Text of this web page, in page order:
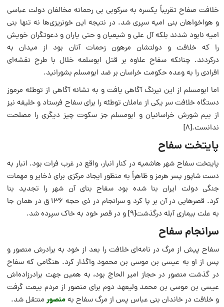
خلافت صفاح تقریباً یکسره به سرکوبی بی رحمانه مخالفان دولت عباسی
و هواخواهان بنی امیه سپری شد. در نتیجه این خونریزی‌ها نه تنها بنی
امیه نابود شدند بلکه آل علی و شیعیان و حتی یاران و دعوتگران خویش
را که خلافت و دولتشان مرهون زحمات آنان بود از میدان به
درکردند. چنانکه سفاح علاوه بر قتل ابوسلمه خلال با طرح نقشه‌ای
افرادی را به وعده حکومت خراسان بر ضد ابومسلم بشورانید.
اما ابومسلم از این نیرنگ آگاهی یافت و به نشانه آگاهی از توطئه مرموز
دستگاه خلافت سر یکی از عاملان توطئه را برای سفاح فرستاد و خلیفه نیز
از بیم شورش خراسانیان و ابومسلم جز سکوت چیز دیگری را مصلحت
ندانست.[۸]
پایتخت سفاح
پایتخت سفاح شهر ‌هاشمیه در کنار انبار، واقع در غرب فرات بود. انبار به
دست شاپور پسر هرمز و ظاهراً به منظور ایجاد مرکزی برای ذخایر و مهمات
جنگی دولت ایران بنا شده بود سفاح بنای آن شهر را تجدید بنا
کرد. قصرهایی در آن بر پا کرد و سرانجام در ذی حجه ۱۳۶ ق در همان جا
به علت بیماری آبله درگذشت[۹] و در قصر خود به خاک سپرده شد.
سرانجام سفاح
سفاح پیش از مرگ در نامه‌ای خلافت را بعد از خود به برادرش منصور و
پس از او به عیسی بن موسی بن محمود واگذار کرد. هنگامی که سفاح
در گذشت منصور در حجاز امیر الحاج بود، به همین جهت برادرزاده‌اش
عیسی بن موسی بن محمد ولیعهد دوم برای منصور از مردم بیعت گرفت
و خلافت در خاندان بنی عباس پس از مرگ سفاح بهمنصور منتقل شد.